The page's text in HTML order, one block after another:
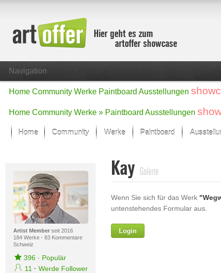
Hier geht es zum
artoffer showcase
Navigation
Home Community Werke Paintboard Ausstellungen
Home Community Werke » Paintboard Ausstellungen
Home Community Werke
Der letzte Monat im Fokus
Alle Fokus-Werke
Fokus-Werke
Neue Werke – Auswahl
Paintboard
Artist Memberseit 2016
184 Werke · 83 Kommentare
Schweiz
396· Populär
11 · Werde Follower
Kay Galerie
Wenn Sie sich für das Werk
untenstehendes Formular aus.
Login